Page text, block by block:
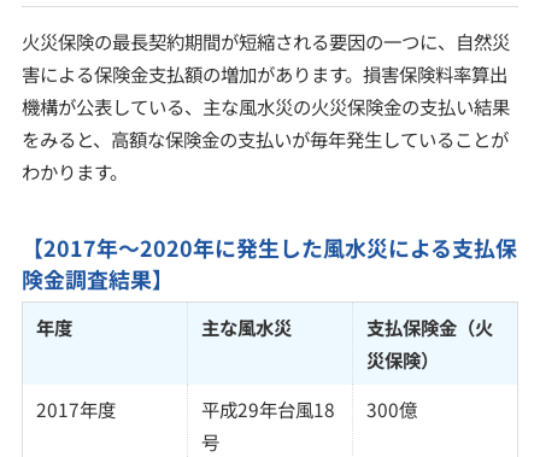
火災保険の最長契約期間が短縮される要因の一つに、自然災
害による保険金支払額の増加があります。損害保険料率算出
機構が公表している、主な風水災の火災保険金の支払い結果
をみると、高額な保険金の支払いが毎年発生していることが
わかります。
【2017年～2020年に発生した風水災による支払保
険金調査結果】
年度 主な風水災
支払保険金（火
災保険）
2017年度
平成29年台風18
号
300億